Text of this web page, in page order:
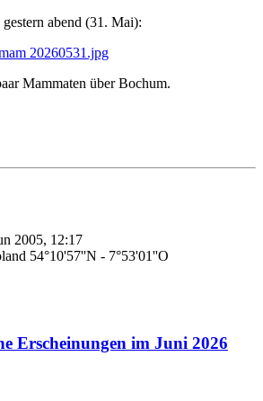
abend (31. Mai):
Mammaten über Bochum.
2005, 12:17
54°10'57''N - 7°53'01''O
Erscheinungen im Juni 2026